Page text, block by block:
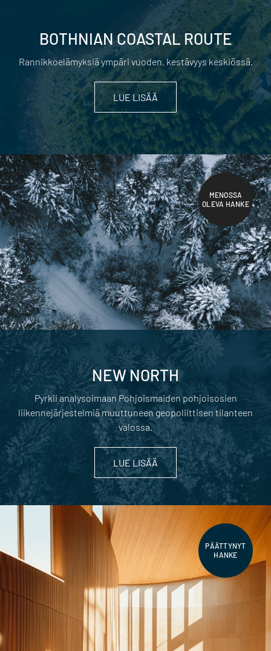
BOTHNIAN COASTAL ROUTE
Rannikkoelämyksiä ympäri vuoden, kestävyys keskiössä.
LUE LISÄÄ
MENOSSA
OLEVA HANKE
NEW NORTH
Pyrkii analysoimaan Pohjoismaiden pohjoisosien
liikennejärjestelmiä muuttuneen geopoliittisen tilanteen
valossa.
LUE LISÄÄ
PÄÄTTYNYT
HANKE